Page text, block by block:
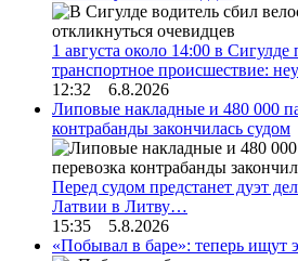
1 августа около 14:00 в
транспортное происшествие:
12:32 6.8.2026
Липовые накладные и 480 000
контрабанды закончилась судом
Перед судом предстанет дуэт
Латвии в Литву…
15:35 5.8.2026
«Побывал в баре»: теперь ищут